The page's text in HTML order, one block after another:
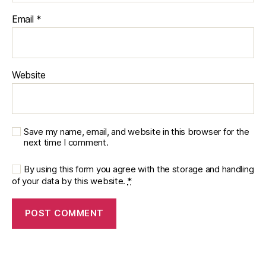
Email *
Website
Save my name, email, and website in this browser for the
next time I comment.
By using this form you agree with the storage and handling
of your data by this website. *